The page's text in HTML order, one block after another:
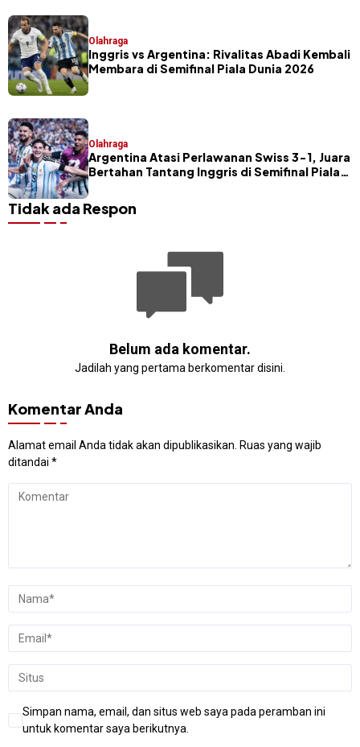
Olahraga
Inggris vs Argentina: Rivalitas Abadi Kembali
Membara di Semifinal Piala Dunia 2026
Olahraga
Argentina Atasi Perlawanan Swiss 3-1, Juara
Bertahan Tantang Inggris di Semifinal Piala
Tidak ada Respon
Belum ada komentar.
Jadilah yang pertama berkomentar disini.
Komentar Anda
Alamat email Anda tidak akan dipublikasikan. Ruas yang wajib
ditandai *
Simpan nama, email, dan situs web saya pada peramban ini
untuk komentar saya berikutnya.